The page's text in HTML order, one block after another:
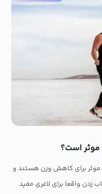
موثر است؟
موثر برای کاهش وزن هستند و
زدن واقعا برای لاغری مفید